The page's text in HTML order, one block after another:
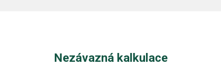
Nezávazná kalkulace